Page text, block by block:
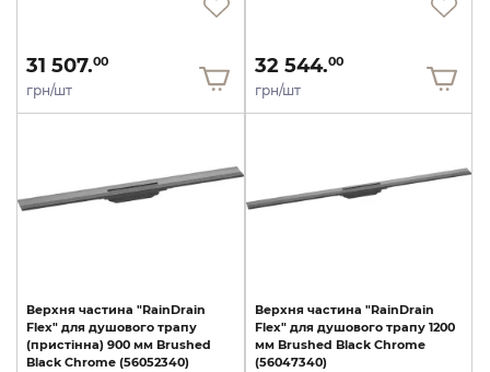
31 507.00
грн/шт
32 544.00
грн/шт
Верхня частина "RainDrain
Flex" для душового трапу
(пристінна) 900 мм Brushed
Black Chrome (56052340)
Верхня частина "RainDrain
Flex" для душового трапу 1200
мм Brushed Black Chrome
(56047340)